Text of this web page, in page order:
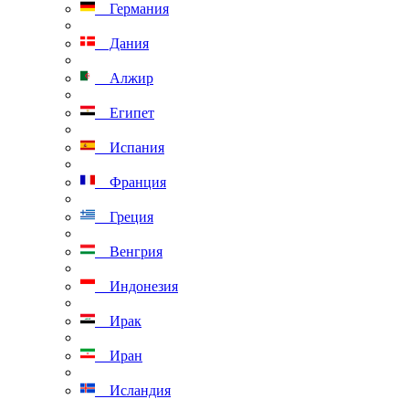
Германия
Дания
Алжир
Египет
Испания
Франция
Греция
Венгрия
Индонезия
Ирак
Иран
Исландия